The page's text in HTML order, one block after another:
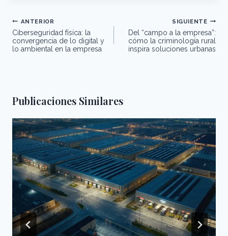
o
k
Navegación
de
entradas
ANTERIOR
Ciberseguridad física: la
convergencia de lo digital y
lo ambiental en la empresa
SIGUIENTE
Del “campo a la empresa”:
cómo la criminología rural
inspira soluciones urbanas
Publicaciones Similares